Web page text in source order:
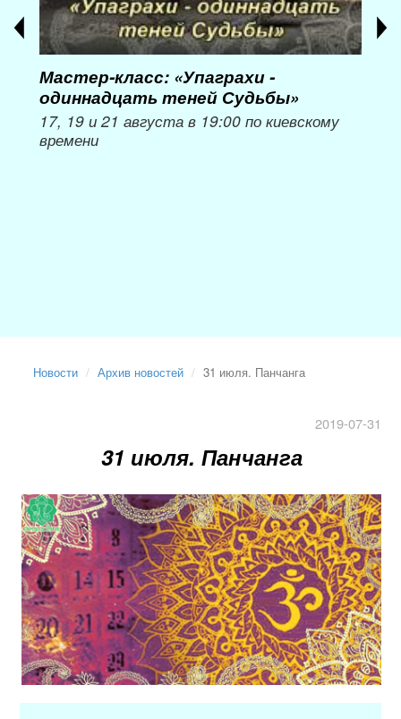
Мастер-класс: «Упаграхи -
одиннадцать теней Судьбы»
17, 19 и 21 августа в 19:00 по киевскому
времени
Новости Архив новостей 31 июля. Панчанга
2019-07-31
31 июля. Панчанга